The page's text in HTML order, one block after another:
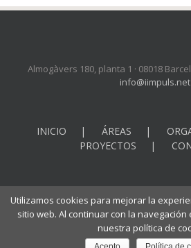
Almogàvers 180, planta 1 · 08018
info@iimpuls.net
INICIO ÁREAS
PROYECTOS
2026 | INOTLA IMPULS
reservados |Aviso legal y
Utilizamos cookies para mejorar la
sitio web. Al continuar con la
nuestra política de